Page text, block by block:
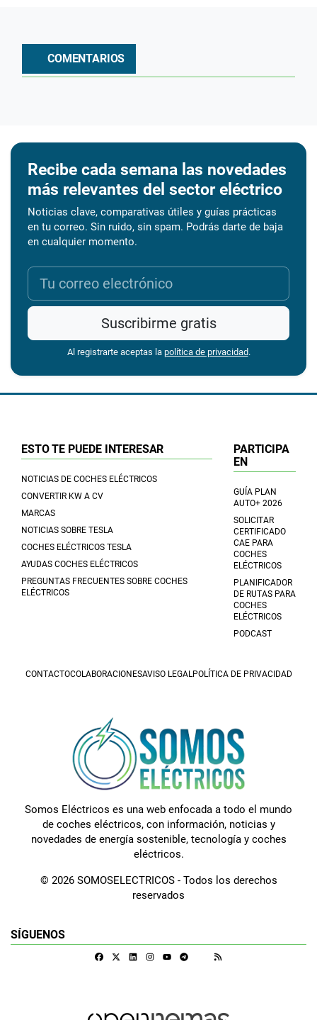
COMENTARIOS
Recibe cada semana las novedades
más relevantes del sector eléctrico
Noticias clave, comparativas útiles y guías prácticas
en tu correo. Sin ruido, sin spam. Podrás darte de baja
en cualquier momento.
Suscribirme gratis
Al registrarte aceptas la política de privacidad.
ESTO TE PUEDE INTERESAR
NOTICIAS DE COCHES ELÉCTRICOS
CONVERTIR KW A CV
MARCAS
NOTICIAS SOBRE TESLA
COCHES ELÉCTRICOS TESLA
AYUDAS COCHES ELÉCTRICOS
PREGUNTAS FRECUENTES SOBRE COCHES
ELÉCTRICOS
PARTICIPA
EN
GUÍA PLAN
AUTO+ 2026
SOLICITAR
CERTIFICADO
CAE PARA
COCHES
ELÉCTRICOS
PLANIFICADOR
DE RUTAS PARA
COCHES
ELÉCTRICOS
PODCAST
CONTACTOCOLABORACIONESAVISO LEGAL POLÍTICA DE PRIVACIDAD
Somos Eléctricos es una web enfocada a todo el mundo
de coches eléctricos, con información, noticias y
novedades de energía sostenible, tecnología y coches
eléctricos.
© 2026 SOMOSELECTRICOS - Todos los derechos
reservados
SÍGUENOS
FacebookLinkedinInstagramTelegram
Google Discover